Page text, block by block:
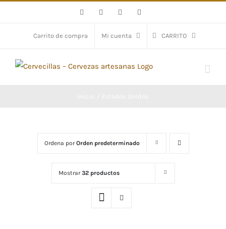
contenido
Facebook YouTube
Carrito de compra Mi cuenta CARRITO
Ordena porOrden predeterminado
Mostrar32 productos